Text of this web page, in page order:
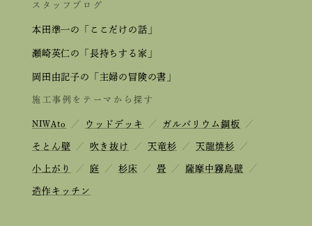
スタッフブログ
本田準一の「ここだけの話」
瀬崎英仁の「長持ちする家」
岡田由記子の「主婦の冒険の書」
施工事例をテーマから探す
NIWAto ／ ウッドデッキ ／ ガルバリウム鋼板 ／
そとん壁 ／ 吹き抜け ／ 天竜杉 ／ 天龍焼杉 ／
小上がり ／ 庭 ／ 杉床 ／ 畳 ／ 薩摩中霧島壁 ／
造作キッチン